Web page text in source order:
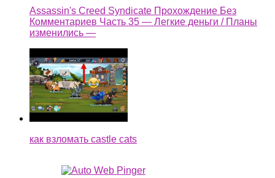
Assassin's Creed Syndicate Прохождение Без
Комментариев Часть 35 — Легкие деньги / Планы
изменились —
как взломать castle cats